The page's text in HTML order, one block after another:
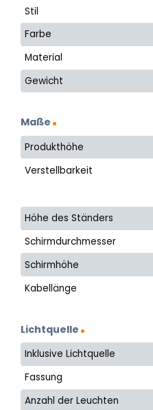
Stil
Farbe
Material
Gewicht
Maße
Produkthöhe
Verstellbarkeit
Höhe des Ständers
Schirmdurchmesser
Schirmhöhe
Kabellänge
Lichtquelle
Inklusive Lichtquelle
Fassung
Anzahl der Leuchten